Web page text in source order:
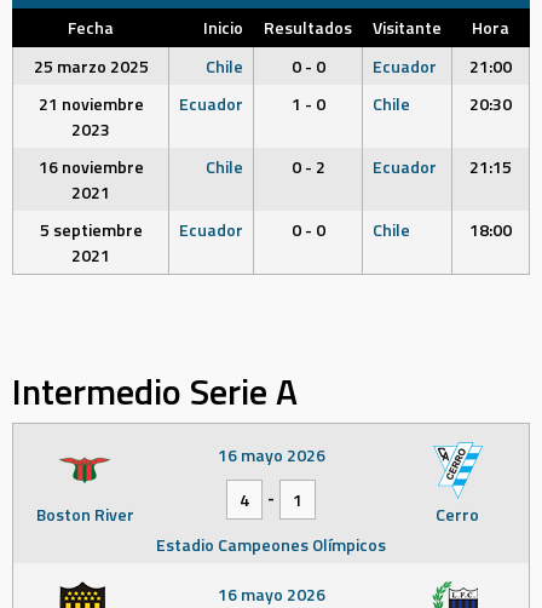
Fecha Inicio Resultados Visitante
Hora
25 marzo 2025
Chile 0 - 0 Ecuador
21:00
21 noviembre
2023
Ecuador 1 - 0 Chile 20:30
16 noviembre
2021
Chile 0 - 2 Ecuador 21:15
5 septiembre
2021
Ecuador 0 - 0 Chile 18:00
Intermedio Serie A
Boston River Cerro
16 mayo 2026
4
-
1
Estadio Campeones Olímpicos
16 mayo 2026